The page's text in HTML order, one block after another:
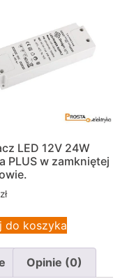
LED 12V 24W
PLUS w zamkniętej
zł
do koszyka
Opinie (0)